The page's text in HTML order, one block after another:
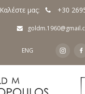
Καλέστε μας: +30
ENG